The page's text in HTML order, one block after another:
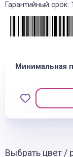
Гарантийный срок:
Минимальная
Выбрать цвет /